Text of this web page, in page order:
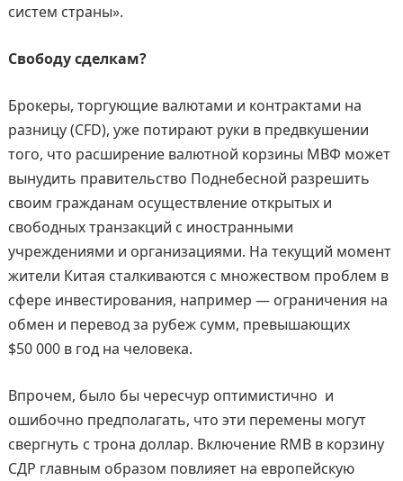
систем страны».
Свободу сделкам?
Брокеры, торгующие валютами и контрактами на
разницу (CFD), уже потирают руки в предвкушении
того, что расширение валютной корзины МВФ может
вынудить правительство Поднебесной разрешить
своим гражданам осуществление открытых и
свободных транзакций с иностранными
учреждениями и организациями. На текущий момент
жители Китая сталкиваются с множеством проблем в
сфере инвестирования, например — ограничения на
обмен и перевод за рубеж сумм, превышающих
$50 000 в год на человека.
Впрочем, было бы чересчур оптимистично и
ошибочно предполагать, что эти перемены могут
свергнуть с трона доллар. Включение RMB в корзину
СДР главным образом повлияет на европейскую